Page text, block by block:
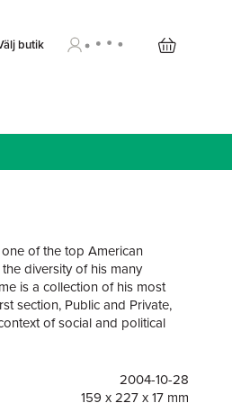
butik
of the top American
diversity of his many
is a collection of his most
section, Public and Private,
of social and political
Clinton. The second
Cohen, and T.M. Scanlon,
Reality, features discussions
2004-10-28
159 x 227 x 17 mm